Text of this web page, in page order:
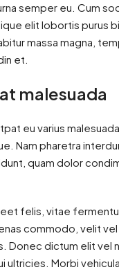
semper eu. Cum
elit lobortis purus
massa magna,
et.
malesuada
eu varius
Nam pharetra
quam dolor
felis, vitae
commodo, velit
Donec dictum elit vel
Morbi